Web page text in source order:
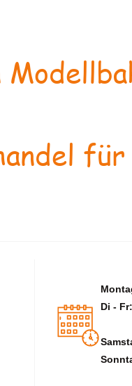
Di - Fr: